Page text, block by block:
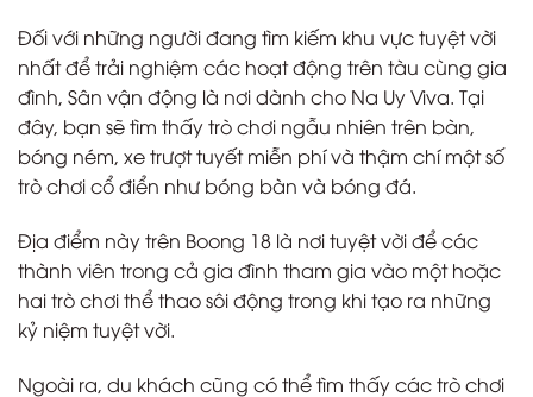
Đối với những người đang tìm kiếm khu vực tuyệt vời
nhất để trải nghiệm các hoạt động trên tàu cùng gia
đình, Sân vận động là nơi dành cho Na Uy Viva. Tại
đây, bạn sẽ tìm thấy trò chơi ngẫu nhiên trên bàn,
bóng ném, xe trượt tuyết miễn phí và thậm chí một số
trò chơi cổ điển như bóng bàn và bóng đá.
Địa điểm này trên Boong 18 là nơi tuyệt vời để các
thành viên trong cả gia đình tham gia vào một hoặc
hai trò chơi thể thao sôi động trong khi tạo ra những
kỷ niệm tuyệt vời.
Ngoài ra, du khách cũng có thể tìm thấy các trò chơi